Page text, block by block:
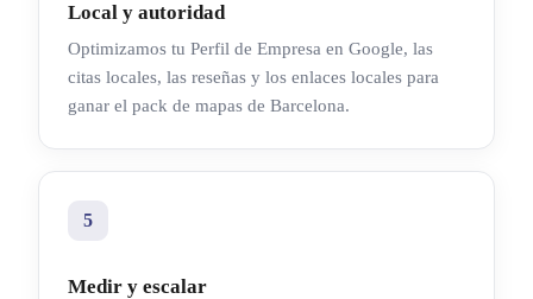
Local y autoridad
Optimizamos tu Perfil de Empresa en Google, las
citas locales, las reseñas y los enlaces locales para
ganar el pack de mapas de Barcelona.
5
Medir y escalar